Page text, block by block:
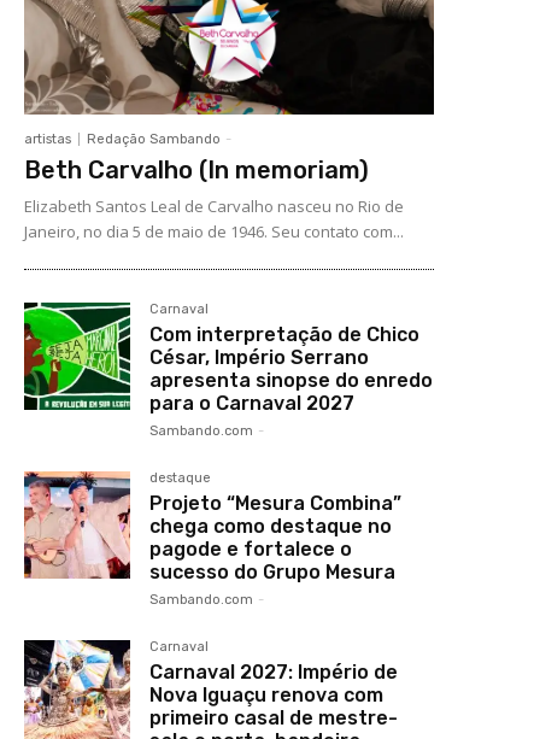
artistas Redação Sambando -
Beth Carvalho (In memoriam)
Elizabeth Santos Leal de Carvalho nasceu no Rio de
Janeiro, no dia 5 de maio de 1946. Seu contato com...
Carnaval
Com interpretação de Chico
César, Império Serrano
apresenta sinopse do enredo
para o Carnaval 2027
Sambando.com -
destaque
Projeto “Mesura Combina”
chega como destaque no
pagode e fortalece o
sucesso do Grupo Mesura
Sambando.com -
Carnaval
Carnaval 2027: Império de
Nova Iguaçu renova com
primeiro casal de mestre-